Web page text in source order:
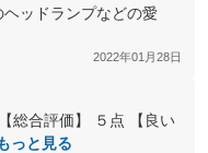
ッドランプなどの愛
2022年01月28日
総合評価】 ５点 【良い
っと見る